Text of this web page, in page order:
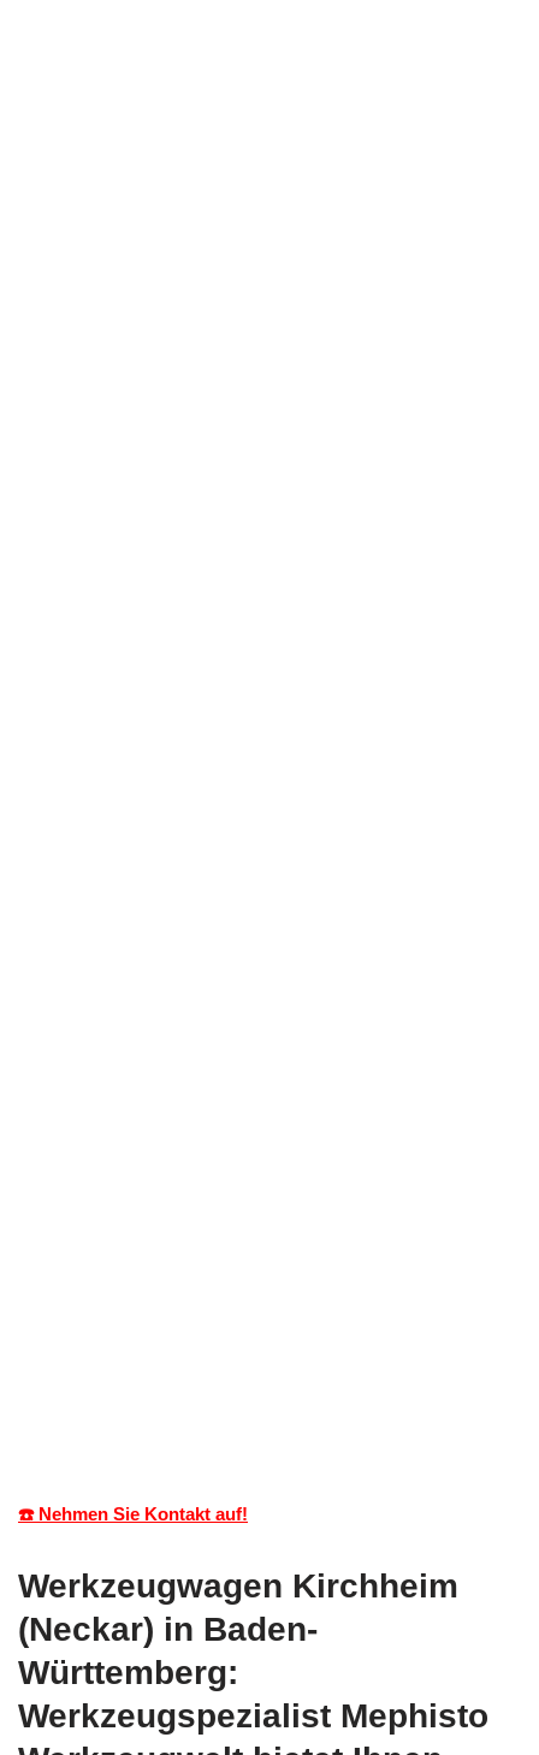
☎️ Nehmen Sie Kontakt auf!
Werkzeugwagen Kirchheim
(Neckar) in Baden-
Württemberg:
Werkzeugspezialist Mephisto